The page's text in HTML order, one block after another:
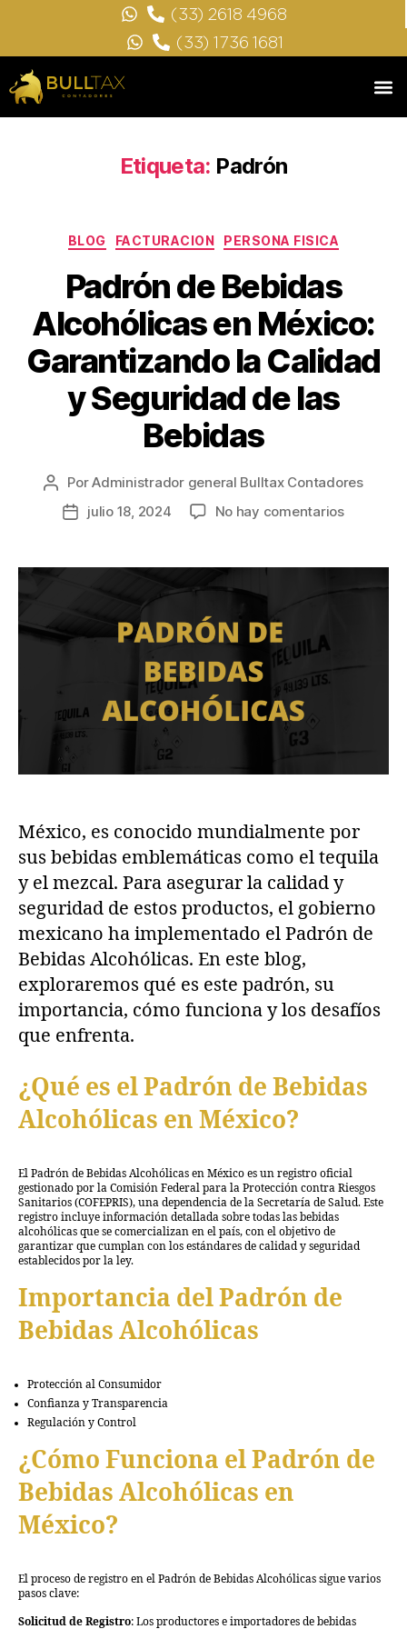
(33) 2618 4968
(33) 1736 1681
Etiqueta: Padrón
BLOG FACTURACION PERSONA FISICA
Padrón de Bebidas
Alcohólicas en México:
Garantizando la Calidad
y Seguridad de las
Bebidas
PorAdministrador general Bulltax Contadores
julio 18, 2024
No hay comentarios
México, es conocido mundialmente por
sus bebidas emblemáticas como el tequila
y el mezcal. Para asegurar la calidad y
seguridad de estos productos, el gobierno
mexicano ha implementado el Padrón de
Bebidas Alcohólicas. En este blog,
exploraremos qué es este padrón, su
importancia, cómo funciona y los desafíos
que enfrenta.
¿Qué es el Padrón de Bebidas
Alcohólicas en México?
El Padrón de Bebidas Alcohólicas en México es un registro oficial
gestionado por la Comisión Federal para la Protección contra Riesgos
Sanitarios (COFEPRIS), una dependencia de la Secretaría de Salud. Este
registro incluye información detallada sobre todas las bebidas
alcohólicas que se comercializan en el país, con el objetivo de
garantizar que cumplan con los estándares de calidad y seguridad
establecidos por la ley.
Importancia del Padrón de
Bebidas Alcohólicas
Protección al Consumidor
Confianza y Transparencia
Regulación y Control
¿Cómo Funciona el Padrón de
Bebidas Alcohólicas en
México?
El proceso de registro en el Padrón de Bebidas Alcohólicas sigue varios
pasos clave:
Solicitud de Registro: Los productores e importadores de bebidas